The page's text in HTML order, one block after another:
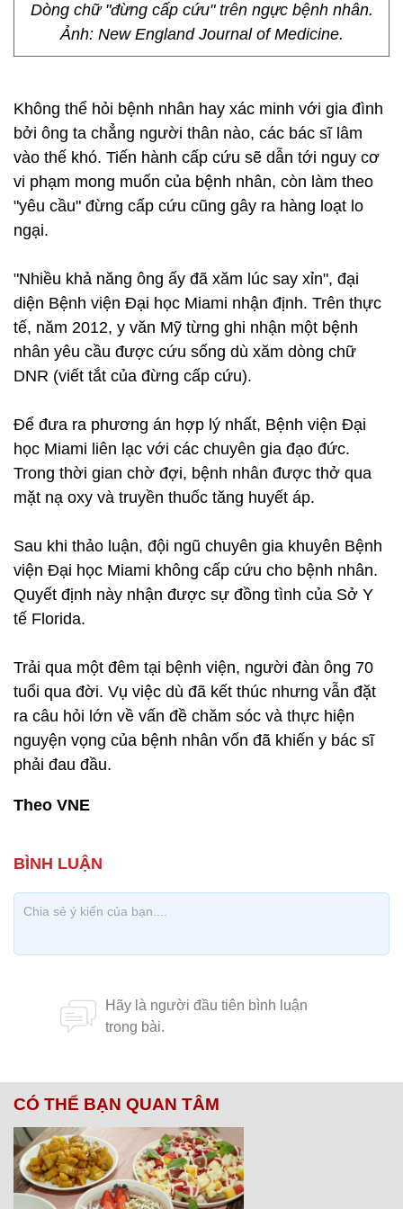
Dòng chữ "đừng cấp cứu" trên ngực bệnh nhân.
Ảnh: New England Journal of Medicine.
Không thể hỏi bệnh nhân hay xác minh với gia đình
bởi ông ta chẳng người thân nào, các bác sĩ lâm
vào thế khó. Tiến hành cấp cứu sẽ dẫn tới nguy cơ
vi phạm mong muốn của bệnh nhân, còn làm theo
"yêu cầu" đừng cấp cứu cũng gây ra hàng loạt lo
ngại.
"Nhiều khả năng ông ấy đã xăm lúc say xỉn", đại
diện Bệnh viện Đại học Miami nhận định. Trên thực
tế, năm 2012, y văn Mỹ từng ghi nhận một bệnh
nhân yêu cầu được cứu sống dù xăm dòng chữ
DNR (viết tắt của đừng cấp cứu).
Để đưa ra phương án hợp lý nhất, Bệnh viện Đại
học Miami liên lạc với các chuyên gia đạo đức.
Trong thời gian chờ đợi, bệnh nhân được thở qua
mặt nạ oxy và truyền thuốc tăng huyết áp.
Sau khi thảo luận, đội ngũ chuyên gia khuyên Bệnh
viện Đại học Miami không cấp cứu cho bệnh nhân.
Quyết định này nhận được sự đồng tình của Sở Y
tế Florida.
Trải qua một đêm tại bệnh viện, người đàn ông 70
tuổi qua đời. Vụ việc dù đã kết thúc nhưng vẫn đặt
ra câu hỏi lớn về vấn đề chăm sóc và thực hiện
nguyện vọng của bệnh nhân vốn đã khiến y bác sĩ
phải đau đầu.
Theo VNE
CÓ THỂ BẠN QUAN TÂM